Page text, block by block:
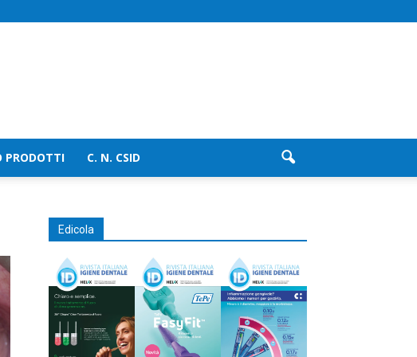
PRODOTTI C. N. CSID
Edicola